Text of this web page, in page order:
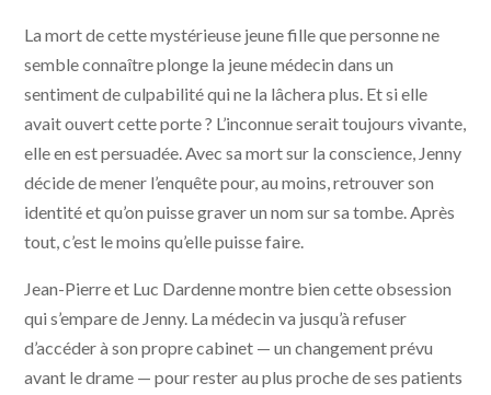
La mort de cette mystérieuse jeune fille que personne ne
semble connaître plonge la jeune médecin dans un
sentiment de culpabilité qui ne la lâchera plus. Et si elle
avait ouvert cette porte ? L’inconnue serait toujours vivante,
elle en est persuadée. Avec sa mort sur la conscience, Jenny
décide de mener l’enquête pour, au moins, retrouver son
identité et qu’on puisse graver un nom sur sa tombe. Après
tout, c’est le moins qu’elle puisse faire.
Jean-Pierre et Luc Dardenne montre bien cette obsession
qui s’empare de Jenny. La médecin va jusqu’à refuser
d’accéder à son propre cabinet — un changement prévu
avant le drame — pour rester au plus proche de ses patients